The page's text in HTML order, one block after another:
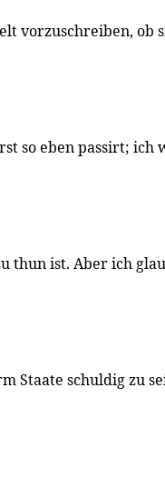
vorzuschreiben, ob
so eben passirt; ich
thun ist. Aber ich
Staate schuldig zu